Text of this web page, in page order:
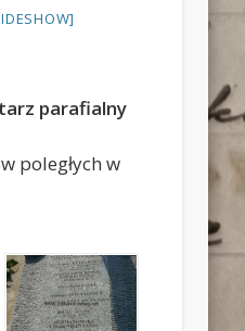
parafialny
poległych w